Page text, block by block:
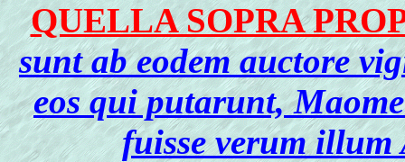
QUELLA SOPRA
sunt ab eodem auctore
eos qui putarunt,
fuisse verum